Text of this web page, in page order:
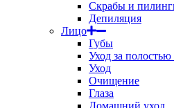
Скрабы и
Депиляция
Лицо
Губы
Уход за полостью
Уход
Очищение
Глаза
Домашний уход